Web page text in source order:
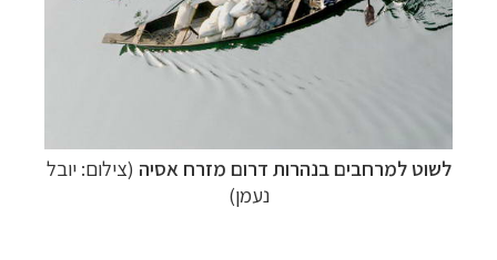
לשוט למרחבים בנהרות דרום מזרח אסיה (צילום: יובל
נעמן)